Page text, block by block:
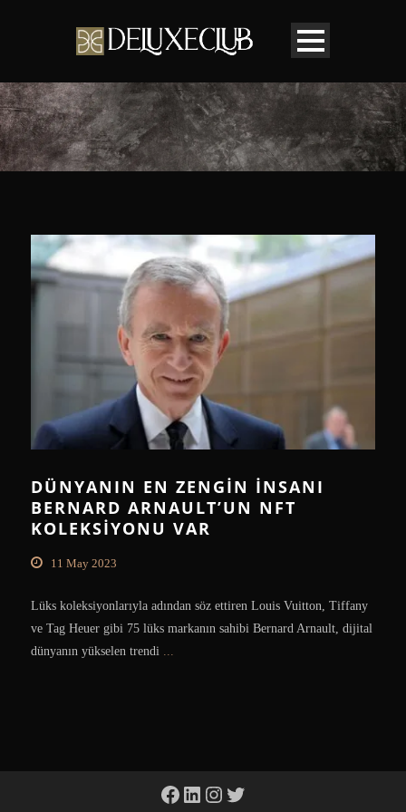
DÜNYANIN EN ZENGIN İNSANI
BERNARD ARNAULT’UN NFT
KOLEKSIYONU VAR
11 May 2023
Lüks koleksiyonlarıyla adından söz ettiren Louis Vuitton, Tiffany
ve Tag Heuer gibi 75 lüks markanın sahibi Bernard Arnault, dijital
dünyanın yükselen trendi ...
Facebook
LinkedIn
Instagram
Twitter